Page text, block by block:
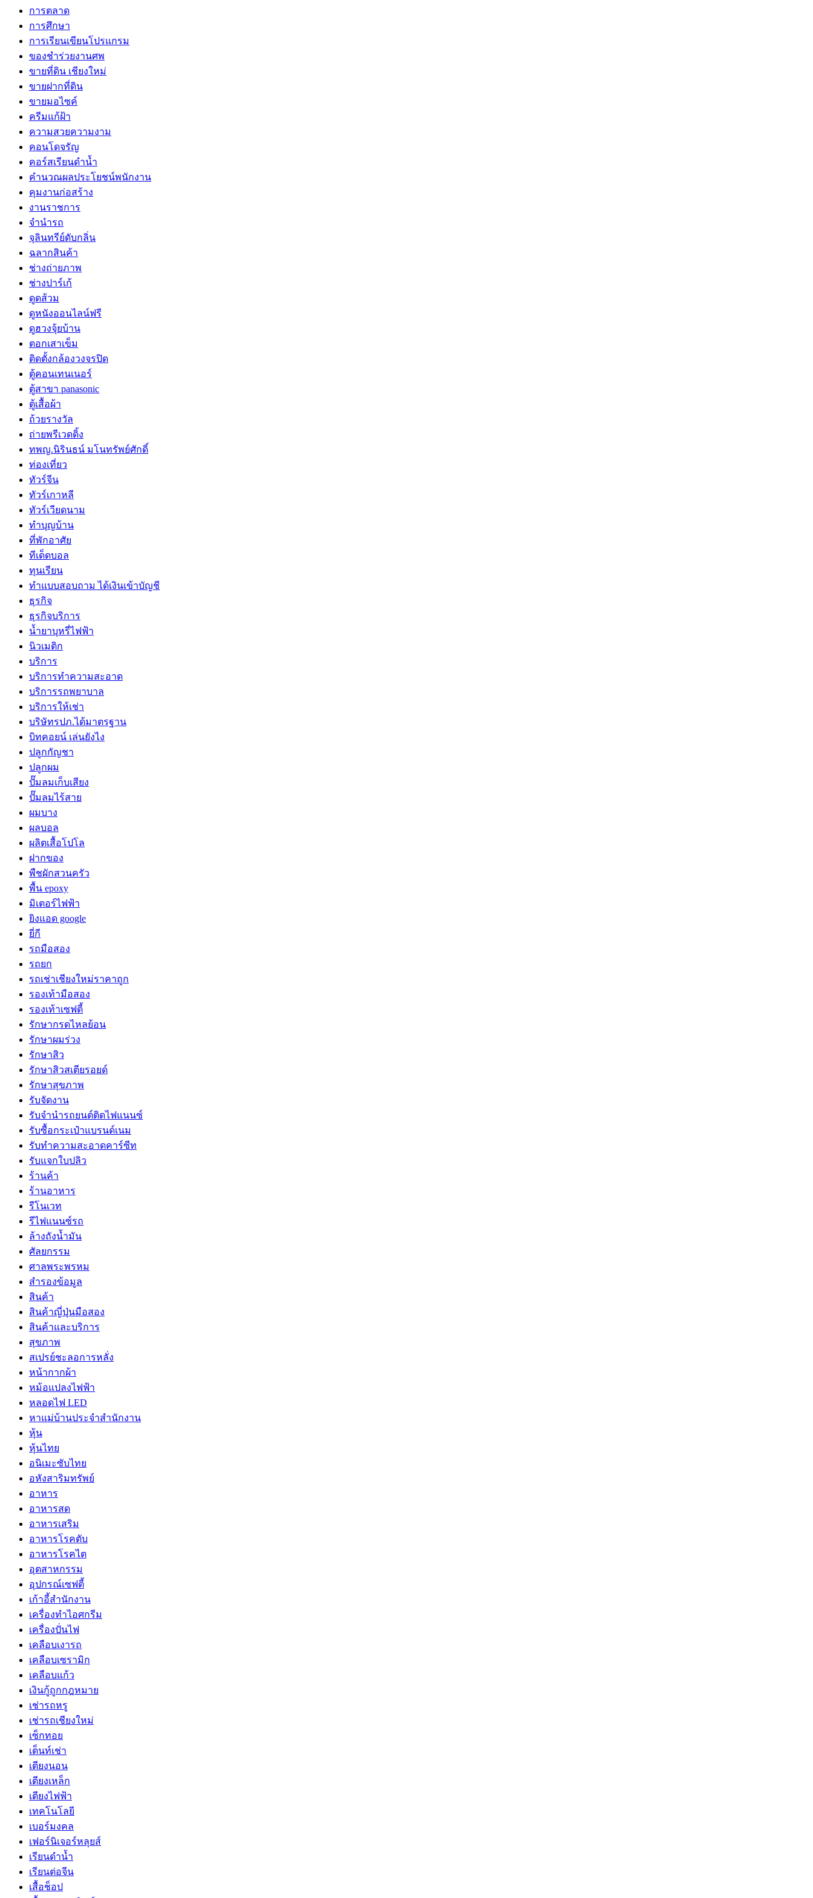
การตลาด
การศึกษา
การเรียนเขียนโปรแกรม
ของชำร่วยงานศพ
ขายที่ดิน เชียงใหม่
ขายฝากที่ดิน
ขายมอไซค์
ครีมแก้ฝ้า
ความสวยความงาม
คอนโดจรัญ
คอร์สเรียนดำน้ำ
คำนวณผลประโยชน์พนักงาน
คุมงานก่อสร้าง
งานราชการ
จำนำรถ
จุลินทรีย์ดับกลิ่น
ฉลากสินค้า
ช่างถ่ายภาพ
ช่างปาร์เก้
ดูดส้วม
ดูหนังออนไลน์ฟรี
ดูฮวงจุ้ยบ้าน
ตอกเสาเข็ม
ติดตั้งกล้องวงจรปิด
ตู้คอนเทนเนอร์
ตู้สาขา panasonic
ตู้เสื้อผ้า
ถ้วยรางวัล
ถ่ายพรีเวดดิ้ง
ทพญ.นิรินธน์ มโนทรัพย์ศักดิ์
ท่องเที่ยว
ทัวร์จีน
ทัวร์เกาหลี
ทัวร์เวียดนาม
ทำบุญบ้าน
ที่พักอาศัย
ทีเด็ดบอล
ทุนเรียน
ทําแบบสอบถาม ได้เงินเข้าบัญชี
ธุรกิจ
ธุรกิจบริการ
น้ำยาบุหรี่ไฟฟ้า
นิวเมติก
บริการ
บริการทำความสะอาด
บริการรถพยาบาล
บริการให้เช่า
บริษัทรปภ.ได้มาตรฐาน
บิทคอยน์ เล่นยังไง
ปลูกกัญชา
ปลูกผม
ปั๊มลมเก็บเสียง
ปั๊มลมไร้สาย
ผมบาง
ผลบอล
ผลิตเสื้อโปโล
ฝากของ
พืชผักสวนครัว
พื้น epoxy
มิเตอร์ไฟฟ้า
ยิงแอด google
ยี่กี
รถมือสอง
รถยก
รถเช่าเชียงใหม่ราคาถูก
รองเท้ามือสอง
รองเท้าเซฟตี้
รักษากรดไหลย้อน
รักษาผมร่วง
รักษาสิว
รักษาสิวสเตียรอยด์
รักษาสุขภาพ
รับจัดงาน
รับจํานํารถยนต์ติดไฟแนนซ์
รับซื้อกระเป๋าแบรนด์เนม
รับทำความสะอาดคาร์ซีท
รับแจกใบปลิว
ร้านค้า
ร้านอาหาร
รีโนเวท
รีไฟแนนซ์รถ
ล้างถังน้ำมัน
ศัลยกรรม
ศาลพระพรหม
สำรองข้อมูล
สินค้า
สินค้าญี่ปุ่นมือสอง
สินค้าและบริการ
สุขภาพ
สเปรย์ชะลอการหลั่ง
หน้ากากผ้า
หม้อแปลงไฟฟ้า
หลอดไฟ LED
หาแม่บ้านประจำสำนักงาน
หุ้น
หุ้นไทย
อนิเมะซับไทย
อหังสาริมทรัพย์
อาหาร
อาหารสด
อาหารเสริม
อาหารโรคตับ
อาหารโรคไต
อุตสาหกรรม
อุปกรณ์เซฟตี้
เก้าอี้สำนักงาน
เครื่องทำไอศกรีม
เครื่องปั่นไฟ
เคลือบเงารถ
เคลือบเซรามิก
เคลือบแก้ว
เงินกู้ถูกกฎหมาย
เช่ารถหรู
เช่ารถเชียงใหม่
เซ็กทอย
เต็นท์เช่า
เตียงนอน
เตียงเหล็ก
เตียงไฟฟ้า
เทคโนโลยี
เบอร์มงคล
เฟอร์นิเจอร์หลุยส์
เรียนดำน้ำ
เรียนต่อจีน
เสื้อช็อป